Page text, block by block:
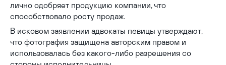
лично одобряет продукцию компании, что
способствовало росту продаж.
В исковом заявлении адвокаты певицы утверждают,
что фотография защищена авторским правом и
использовалась без какого-либо разрешения со